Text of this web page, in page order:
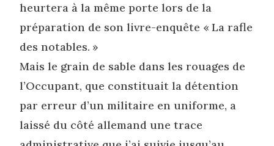
heurtera à la même porte lors de la
préparation de son livre-enquête « La rafle
des notables. »
Mais le grain de sable dans les rouages de
l’Occupant, que constituait la détention
par erreur d’un militaire en uniforme, a
laissé du côté allemand une trace